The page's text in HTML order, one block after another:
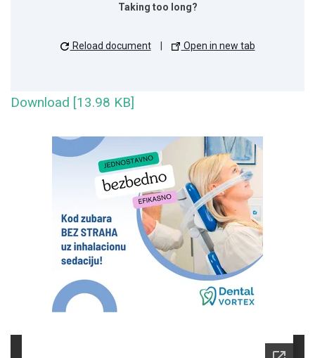
Taking too long?
Reload document | Open in new tab
Download [13.98 KB]